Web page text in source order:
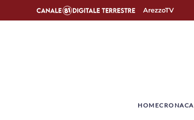
ArezzoTV
­HOMECRONACA